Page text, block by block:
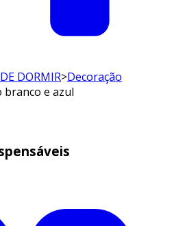
DORMIR>Decoração
branco e azul